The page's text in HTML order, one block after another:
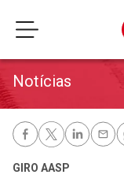
Notícias
GIRO AASP